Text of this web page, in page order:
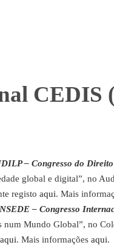
CEDIS
– Congresso do
global e digital”, no
registo aqui. Mais
– Congresso
num Mundo Global”, no
aqui. Mais informações aqui.